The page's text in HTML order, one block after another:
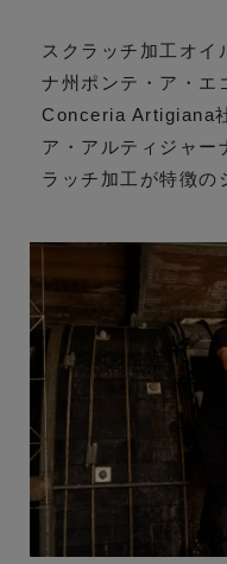
スクラッチ加工オイ
ナ州ポンテ・ア・
Conceria Artigiana
ア・アルティジャー
ラッチ加工が特徴